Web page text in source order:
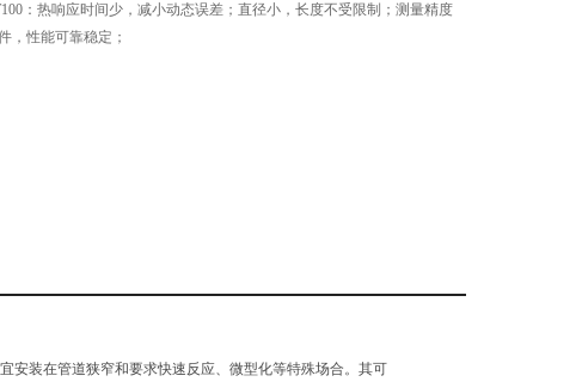
：热响应时间少，减小动态误差；直径小，长度不受限制；测量精度
，性能可靠稳定；
安装在管道狭窄和要求快速反应、微型化等特殊场合。其可